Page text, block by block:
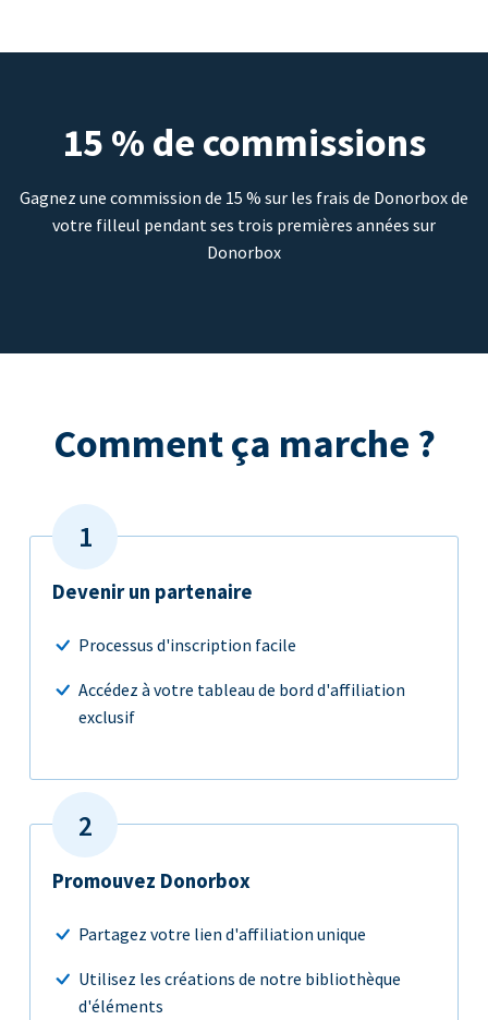
15 % de commissions
Gagnez une commission de 15 % sur les frais de Donorbox de
votre filleul pendant ses trois premières années sur
Donorbox
Comment ça marche ?
Devenir un partenaire
Processus d'inscription facile
Accédez à votre tableau de bord d'affiliation
exclusif
Promouvez Donorbox
Partagez votre lien d'affiliation unique
Utilisez les créations de notre bibliothèque
d'éléments